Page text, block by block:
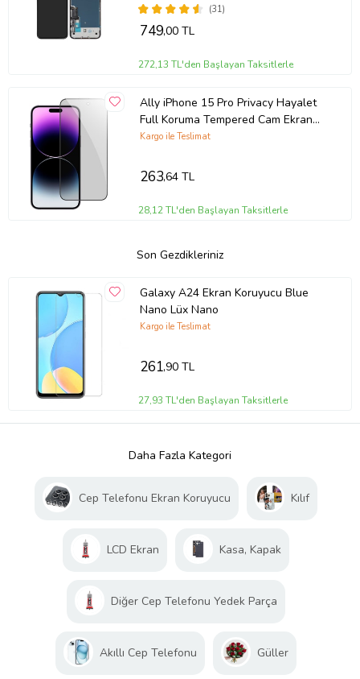
(31)
749,00 TL
272,13 TL'den Başlayan Taksitlerle
Ally iPhone 15 Pro Privacy Hayalet
Full Koruma Tempered Cam Ekran
Koruyucu (Siyah)
Kargo ile Teslimat
263,64 TL
28,12 TL'den Başlayan Taksitlerle
Son Gezdikleriniz
Galaxy A24 Ekran Koruyucu Blue
Nano Lüx Nano
Kargo ile Teslimat
261,90 TL
27,93 TL'den Başlayan Taksitlerle
Daha Fazla Kategori
Cep Telefonu Ekran Koruyucu Kılıf
LCD Ekran Kasa, Kapak
Diğer Cep Telefonu Yedek Parça
Akıllı Cep Telefonu Güller